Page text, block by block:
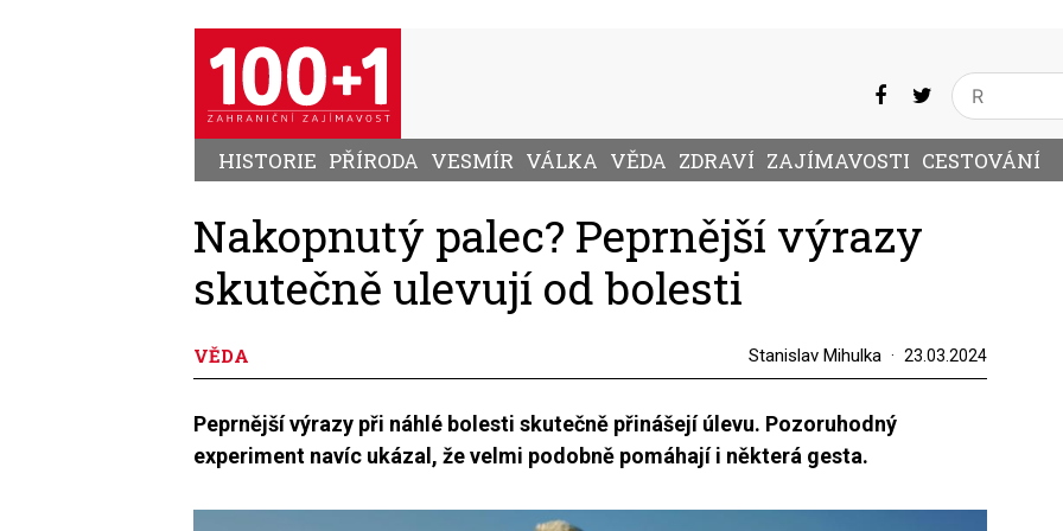
HISTORIE PŘÍRODA VESMÍR VÁLKA VĚDA ZDRAVÍ ZAJÍMAVOSTI CESTOVÁNÍ
Nakopnutý palec? Peprnější výrazy
skutečně ulevují od bolesti
VĚDA Stanislav Mihulka 23.03.2024
Peprnější výrazy při náhlé bolesti skutečně přinášejí úlevu. Pozoruhodný
experiment navíc ukázal, že velmi podobně pomáhají i některá gesta.